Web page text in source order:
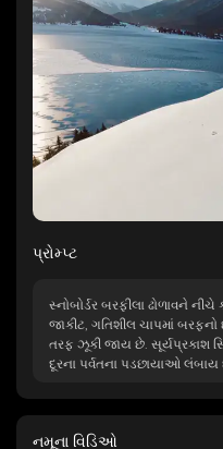
પ્રોમ્પ્ટ
સ્નોબોર્ડર બરફીલા ઢોળાવને
જાકીટ, ગતિશીલ ચાપમાં
તરફ ઝૂકી જાય છે. સૂર્યપ્રકાશ
દૂરના પર્વતના પડછાયાઓ
નમૂના વિડિઓ